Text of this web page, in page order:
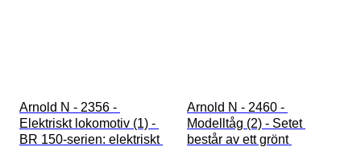
Arnold N - 2356 -
Elektriskt lokomotiv (1) -
BR 150-serien: elektriskt
Arnold N - 2460 -
Modelltåg (2) - Setet
består av ett grönt